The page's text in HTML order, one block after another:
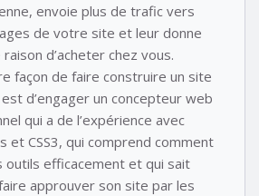
envoie plus de trafic vers
de votre site et leur donne
d’acheter chez vous.
façon de faire construire un site
d’engager un concepteur web
qui a de l’expérience avec
et CSS3, qui comprend comment
outils efficacement et qui sait
approuver son site par les